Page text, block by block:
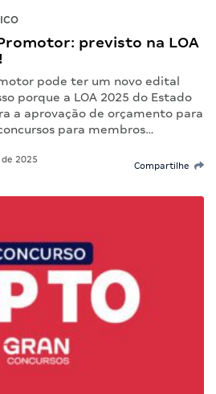
previsto na LOA
pode ter um novo edital
porque a LOA 2025 do Estado
a aprovação de orçamento para
para membros…
2025
Compartilhe